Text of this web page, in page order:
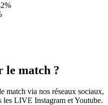
le match ?
match via nos réseaux sociaux,
les LIVE Instagram et Youtube.